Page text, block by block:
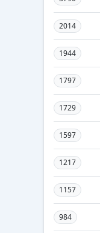
2014
1944
1797
1729
1597
1217
1157
984